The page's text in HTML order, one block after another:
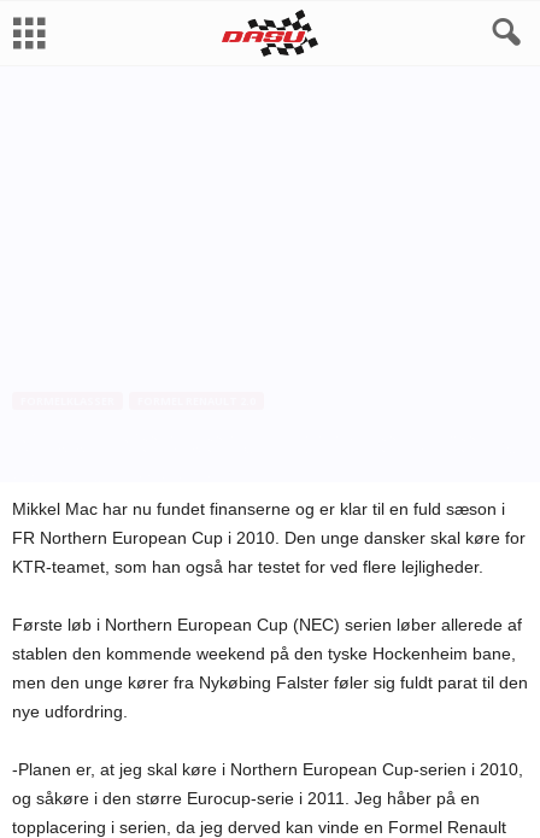
Mikkel Mac har nu fundet finanserne og er klar til en fuld sæson i
FR Northern European Cup i 2010. Den unge dansker skal køre for
KTR-teamet, som han også har testet for ved flere lejligheder.
Første løb i Northern European Cup (NEC) serien løber allerede af
stablen den kommende weekend på den tyske Hockenheim bane,
men den unge kører fra Nykøbing Falster føler sig fuldt parat til den
nye udfordring.
-Planen er, at jeg skal køre i Northern European Cup-serien i 2010,
og såkøre i den større Eurocup-serie i 2011. Jeg håber på en
topplacering i serien, da jeg derved kan vinde en Formel Renault